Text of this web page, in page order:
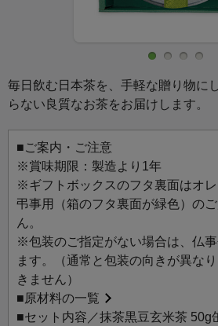
毎日飲む日本茶を、手軽な贈り物に
らない良質なお茶をお届けします。
■ご案内・ご注意
※賞味期限：製造より1年
※ギフトボックスのフタ裏面はオレ
弔事用（箱のフタ裏面が緑色）の
ん。
※包装のご指定がない場合は、仏
ます。（通常と包装の向きが異な
きません）
■原材料の一覧
■セット内容／抹茶黒豆玄米茶 50g